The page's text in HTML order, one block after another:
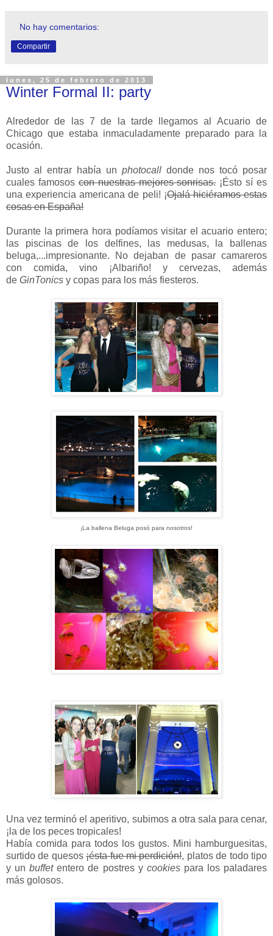
No hay comentarios:
Compartir
lunes, 25 de febrero de 2013
Winter Formal II: party
Alrededor de las 7 de la tarde llegamos al Acuario de
Chicago que estaba inmaculadamente preparado para la
ocasión.
Justo al entrar había un photocall donde nos tocó posar
cuales famososcon nuestras mejores sonrisas.¡Ésto sí es
una experiencia americana de peli! ¡Ojalá hiciéramos estas
cosas en España!
Durante la primera hora podíamos visitar el acuario entero;
las piscinas de los delfines, las medusas, la ballenas
beluga,...impresionante. No dejaban de pasar camareros
con comida, vino ¡Albariño! y cervezas, además
de GinTonics y copas para los más fiesteros.
¡La ballena Beluga posó para nosotros!
Una vez terminó el aperitivo, subimos a otra sala para cenar,
¡la de los peces tropicales!
Había comida para todos los gustos. Mini hamburguesitas,
surtido de quesos¡ésta fue mi perdición!, platos de todo tipo
y unbuffetentero de postres y cookiespara los paladares
más golosos.